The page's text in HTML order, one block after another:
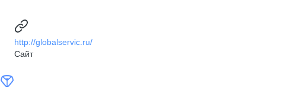
http://globalservic.ru/
Сайт